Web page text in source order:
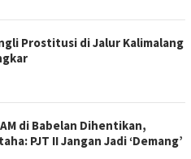
Prostitusi di Jalur Kalimalang
di Babelan Dihentikan,
PJT II Jangan Jadi ‘Demang’